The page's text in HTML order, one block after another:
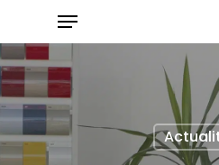
to
main
content